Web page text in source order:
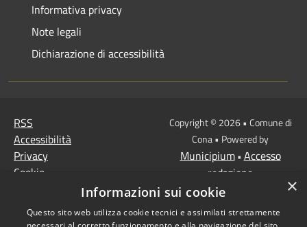
Informativa privacy
Note legali
Dichiarazione di accessibilità
RSS
Accessibilità
Privacy
Cookie
MISSIONE 2 Rivoluzione
verde e transizione
Copyright © 2026 • Comune di
Cona • Powered by
Municipium• Accesso
redazione
×
Informazioni sui cookie
Questo sito web utilizza cookie tecnici e assimilati strettamente